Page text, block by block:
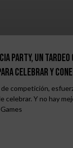
Party, un
para celebrar y
competición,
celebrar. Y no hay